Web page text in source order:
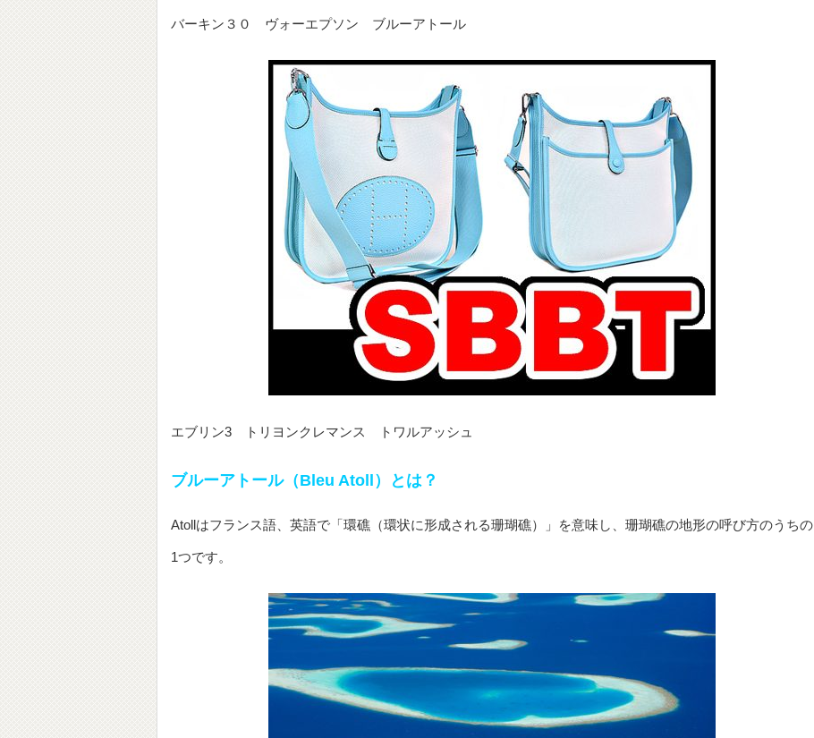
バーキン３０ ヴォーエプソン ブルーアトール
エブリン3 トリヨンクレマンス トワルアッシュ
ブルーアトール（Bleu Atoll）とは？
Atollはフランス語、英語で「環礁（環状に形成される珊瑚礁）」を意味し、珊瑚礁の地形の呼び方のうちの
1つです。